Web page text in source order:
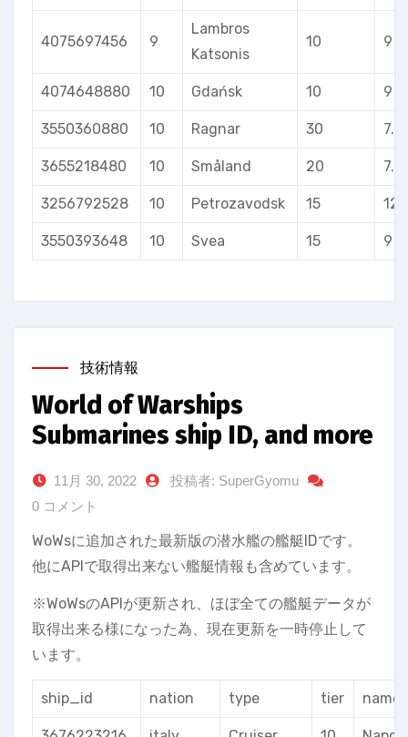
4075697456 9
Lambros
Katsonis
10 9
4074648880 10 Gdańsk 10 9
3550360880 10 Ragnar 30 7.5
3655218480 10 Småland 20 7.5
3256792528 10 Petrozavodsk 15 12
3550393648 10 Svea 15 9
技術情報
World of Warships
Submarines ship ID, and more
11月 30, 2022
投稿者: SuperGyomu
0 コメント
WoWsに追加された最新版の潜水艦の艦艇IDです。
他にAPIで取得出来ない艦艇情報も含めています。
※WoWsのAPIが更新され、ほぼ全ての艦艇データが
取得出来る様になった為、現在更新を一時停止して
います。
ship_id nation type tier name